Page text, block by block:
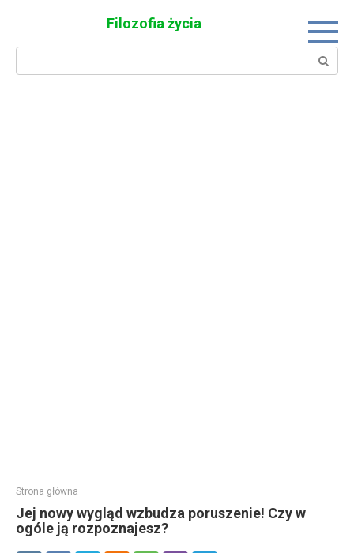
Filozofia życia
Search:
Strona główna
Jej nowy wygląd wzbudza poruszenie! Czy w
ogóle ją rozpoznajesz?